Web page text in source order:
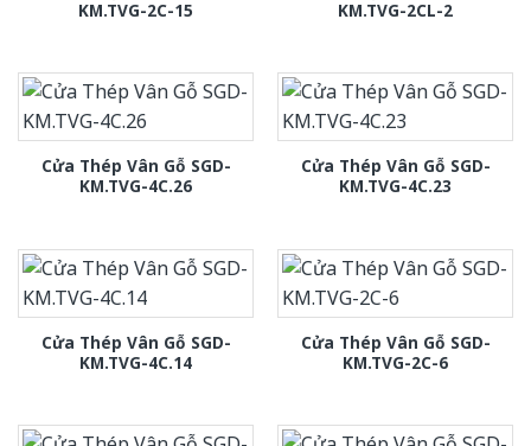
KM.TVG-2C-15
KM.TVG-2CL-2
Cửa Thép Vân Gỗ SGD-
KM.TVG-4C.26
Cửa Thép Vân Gỗ SGD-
KM.TVG-4C.23
Cửa Thép Vân Gỗ SGD-
KM.TVG-4C.14
Cửa Thép Vân Gỗ SGD-
KM.TVG-2C-6